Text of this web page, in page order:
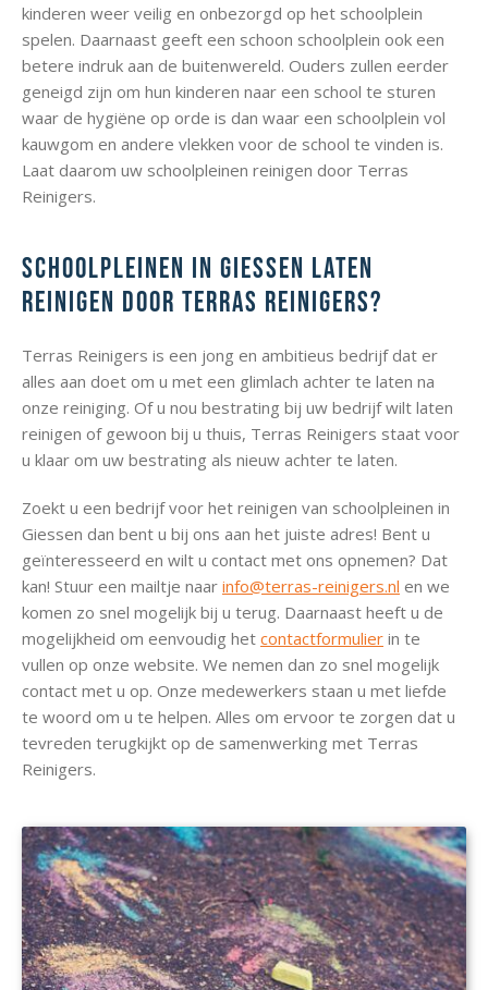
kinderen weer veilig en onbezorgd op het schoolplein
spelen. Daarnaast geeft een schoon schoolplein ook een
betere indruk aan de buitenwereld. Ouders zullen eerder
geneigd zijn om hun kinderen naar een school te sturen
waar de hygiëne op orde is dan waar een schoolplein vol
kauwgom en andere vlekken voor de school te vinden is.
Laat daarom uw schoolpleinen reinigen door Terras
Reinigers.
Schoolpleinen in Giessen laten
reinigen door Terras Reinigers?
Terras Reinigers is een jong en ambitieus bedrijf dat er
alles aan doet om u met een glimlach achter te laten na
onze reiniging. Of u nou bestrating bij uw bedrijf wilt laten
reinigen of gewoon bij u thuis, Terras Reinigers staat voor
u klaar om uw bestrating als nieuw achter te laten.
Zoekt u een bedrijf voor het reinigen van schoolpleinen in
Giessen dan bent u bij ons aan het juiste adres! Bent u
geïnteresseerd en wilt u contact met ons opnemen? Dat
kan! Stuur een mailtje naar info@terras-reinigers.nl en we
komen zo snel mogelijk bij u terug. Daarnaast heeft u de
mogelijkheid om eenvoudig het contactformulier in te
vullen op onze website. We nemen dan zo snel mogelijk
contact met u op. Onze medewerkers staan u met liefde
te woord om u te helpen. Alles om ervoor te zorgen dat u
tevreden terugkijkt op de samenwerking met Terras
Reinigers.